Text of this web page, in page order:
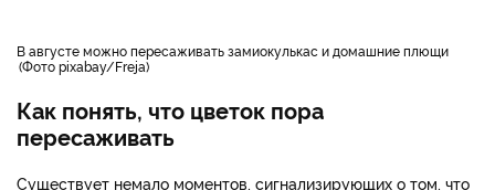
в августе можно пересаживать замиокулькас и домашние плющи
Фото pixabay/Freja
Как понять, что цветок пора
пересаживать
Существует немало моментов, сигнализирующих о том, что